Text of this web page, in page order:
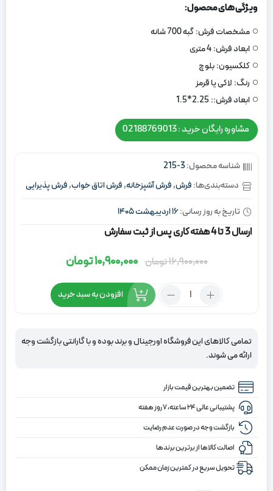
ویژگی های محصول:
مشخصات فرش:گبه 700 شانه
ابعاد فرش:4 متری
کلکسیون:بلوچ
رنگ: لاکی یا قرمز
ابعاد فرش:: 2.25*1.5
مشاوره رایگان خرید : 02188769013
شناسه محصول:3-215
دسته‌بندی‌ها:فرش,فرش آشپزخانه,فرش اتاق خواب,فرش پذیرایی
تاریخ به روز رسانی:16 اردیبهشت 1405
ارسال 3 تا 4 هفته کاری پس از ثبت سفارش
16,900,000تومان قیمت
اصلی:
16,900,000
بود.
10,900,000تومان
قیمت
فعلی:
10,900,000
تعداد:
بلوچ
کد
لاکی
رنگ
افزودن به سبد خرید
تمامی کالاهای این فروشگاه اورجینال و برند بوده و با گارانتی بازگشت وجه
ارائه می شوند.
تضمین بهترین قیمت بازار
پشتیبانی عالی ۲۴ ساعته، ۷ روز هفته
بازگشت وجه در صورت عدم رضایت
اصالت کالاها از برترین برندها
تحویل سریع در کمترین زمان ممکن